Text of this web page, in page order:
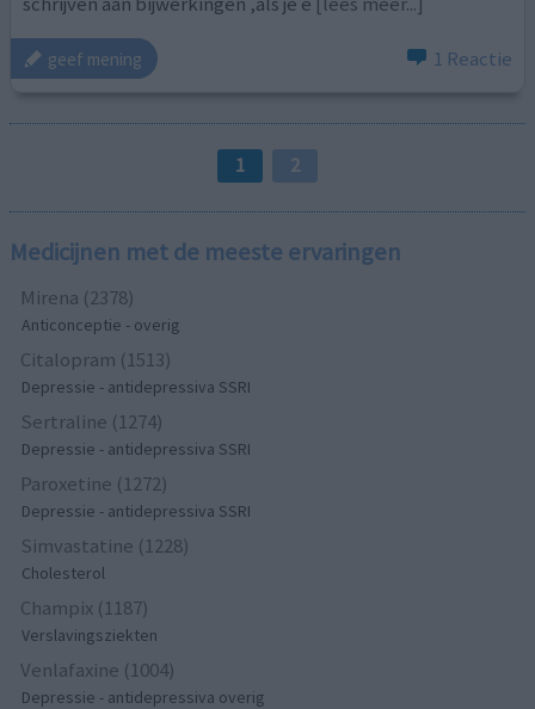
geef mening 1 Reactie
1 2
Medicijnen met de meeste ervaringen
Mirena (2378)
Anticonceptie - overig
Citalopram (1513)
Depressie - antidepressiva SSRI
Sertraline (1274)
Depressie - antidepressiva SSRI
Paroxetine (1272)
Depressie - antidepressiva SSRI
Simvastatine (1228)
Cholesterol
Champix (1187)
Verslavingsziekten
Venlafaxine (1004)
Depressie - antidepressiva overig